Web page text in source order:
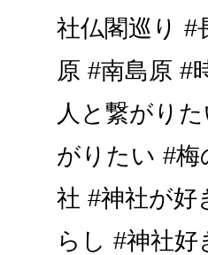
社仏閣巡り #
原 #南島原 #
人と繋がり
がりたい #
社 #神社が好
らし #神社